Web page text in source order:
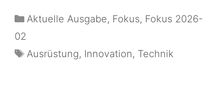
Aktuelle Ausgabe, Fokus, Fokus 2026-
02
Ausrüstung, Innovation, Technik